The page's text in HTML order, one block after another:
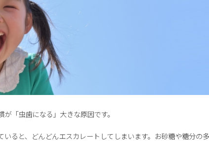
「虫歯になる」大きな原因です。
いると、どんどんエスカレートしてしまいます。お砂糖や糖分の